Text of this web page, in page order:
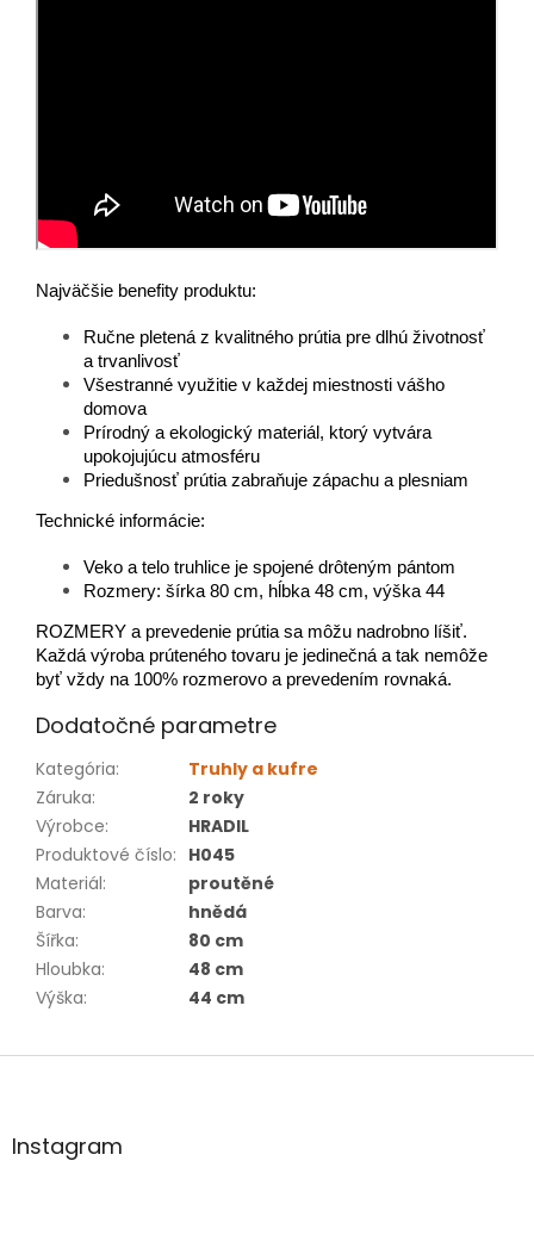
Najväčšie benefity produktu:
Ručne pletená z kvalitného prútia pre dlhú životnosť
a trvanlivosť
Všestranné využitie v každej miestnosti vášho
domova
Prírodný a ekologický materiál, ktorý vytvára
upokojujúcu atmosféru
Priedušnosť prútia zabraňuje zápachu a plesniam
Technické informácie:
Veko a telo truhlice je spojené drôteným pántom
Rozmery: šírka 80 cm, hĺbka 48 cm, výška 44
ROZMERY a prevedenie prútia sa môžu nadrobno líšiť.
Každá výroba prúteného tovaru je jedinečná a tak nemôže
byť vždy na 100% rozmerovo a prevedením rovnaká.
Dodatočné parametre
Kategória:
Truhly a kufre
Záruka:
2 roky
Výrobce:
HRADIL
Produktové číslo: H045
Materiál:
proutěné
Barva:
hnědá
Šířka:
80 cm
Hloubka:
48 cm
Výška: 44 cm
Z
äInstagram